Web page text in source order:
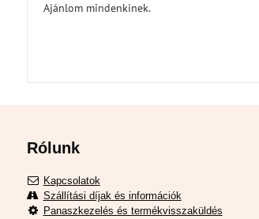
Ajánlom mindenkinek.
Rólunk
Kapcsolatok
Szállítási díjak és információk
Panaszkezelés és termékvisszaküldés